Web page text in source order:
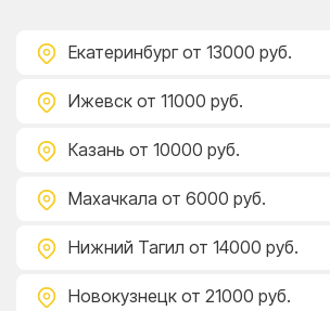
Екатеринбург от 13000 руб.
Ижевск от 11000 руб.
Казань от 10000 руб.
Махачкала от 6000 руб.
Нижний Тагил от 14000 руб.
Новокузнецк от 21000 руб.